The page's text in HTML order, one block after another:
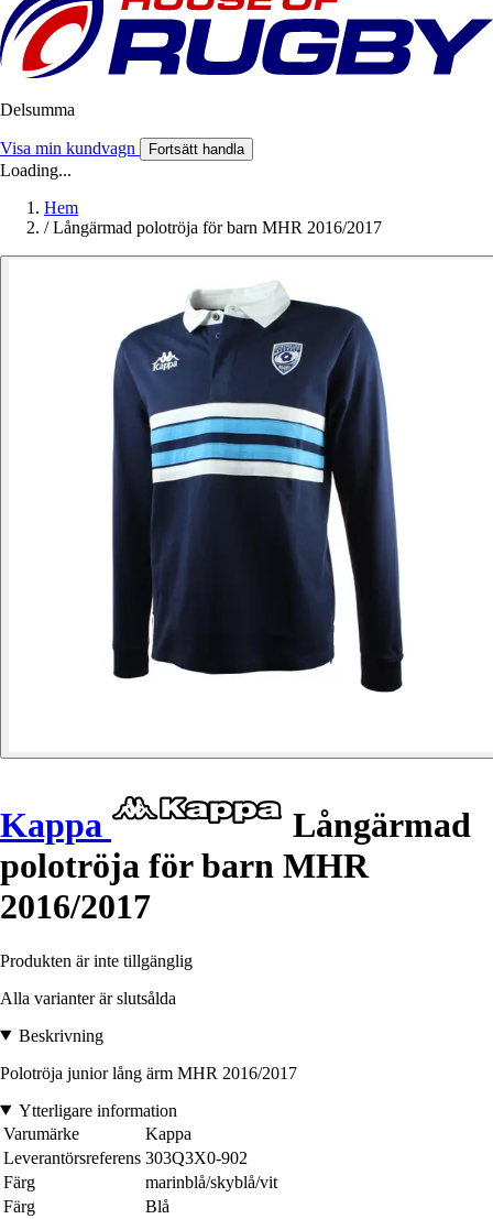
Delsumma
Visa min kundvagn Fortsätt handla
Loading...
Hem
/ Långärmad polotröja för barn MHR 2016/2017
Kappa
Långärmad
polotröja för barn MHR
2016/2017
Produkten är inte tillgänglig
Alla varianter är slutsålda
Beskrivning
Polotröja junior lång ärm MHR 2016/2017
Ytterligare information
Varumärke
Kappa
Leverantörsreferens 303Q3X0-902
Färg
marinblå/skyblå/vit
Färg
Blå